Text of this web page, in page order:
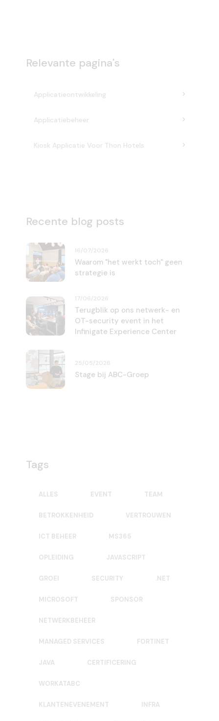
Relevante pagina's
Applicatieontwikkeling
Applicatiebeheer
Kiosk Applicatie Voor Thon Hotels
Recente blog posts
16/07/2026
Waarom "het werkt toch" geen
strategie is
17/06/2026
Terugblik op ons netwerk- en
OT-security event in het
Infinigate Experience Center
25/05/2026
Stage bij ABC-Groep
Tags
ALLES EVENT TEAM
BETROKKENHEID VERTROUWEN
ICT BEHEER MS365
OPLEIDING JAVASCRIPT
GROEI SECURITY .NET
MICROSOFT SPONSOR
NETWERKBEHEER
MANAGED SERVICES FORTINET
JAVA CERTIFICERING
WORKATABC
KLANTENEVENEMENT INFRA